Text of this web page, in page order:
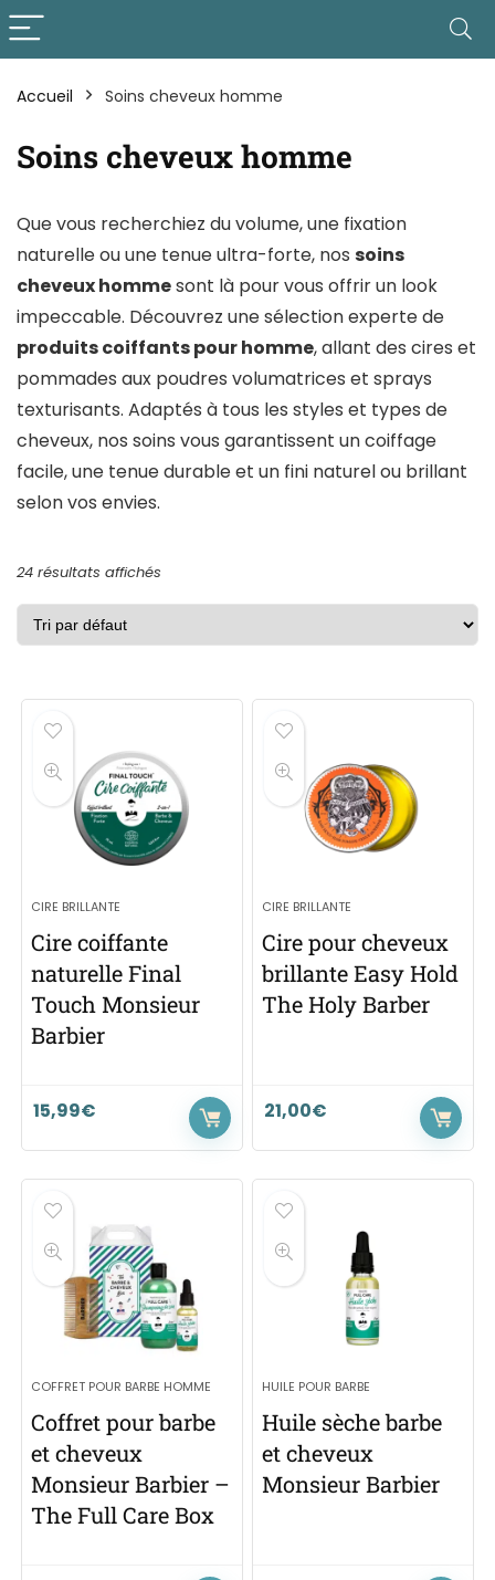
Accueil Soins cheveux homme
Soins cheveux homme
Que vous recherchiez du volume, une fixation
naturelle ou une tenue ultra-forte, nos soins
cheveux hommesont là pour vous offrir un look
impeccable. Découvrez une sélection experte de
produits coiffants pour homme, allant des cires et
pommades aux poudres volumatrices et sprays
texturisants. Adaptés à tous les styles et types de
cheveux, nos soins vous garantissent un coiffage
facile, une tenue durable et un fini naturel ou brillant
selon vos envies.
24 résultats affichés
CIRE BRILLANTE
Cire coiffante
naturelle Final
Touch Monsieur
Barbier
15,99€
CIRE BRILLANTE
Cire pour cheveux
brillante Easy Hold
The Holy Barber
21,00€
COFFRET POUR BARBE HOMME
Coffret pour barbe
et cheveux
Monsieur Barbier –
The Full Care Box
HUILE POUR BARBE
Huile sèche barbe
et cheveux
Monsieur Barbier